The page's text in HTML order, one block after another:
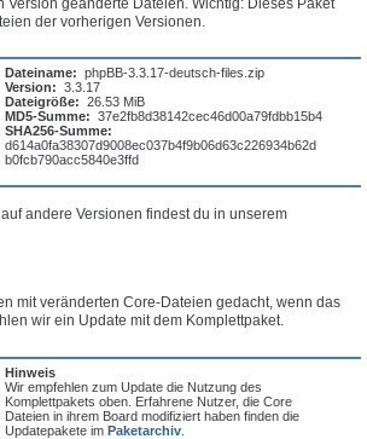
Version geänderte Dateien. Wichtig: Dieses Paket
der vorherigen Versionen.
Dateiname: phpBB-3.3.17-deutsch-files.zip
Version: 3.3.17
Dateigröße: 26.53 MiB
MD5-Summe: 37e2fb8d38142cec46d00a79fdbb15b4
SHA256-Summe:
d614a0fa38307d9008ec037b4f9b06d63c226934b62d
b0fcb790acc5840e3ffd
andere Versionen findest du in unserem
mit veränderten Core-Dateien gedacht, wenn das
wir ein Update mit dem Komplettpaket.
Hinweis
Wir empfehlen zum Update die Nutzung des
Komplettpakets oben. Erfahrene Nutzer, die Core
Dateien in ihrem Board modifiziert haben finden die
Updatepakete imPaketarchiv